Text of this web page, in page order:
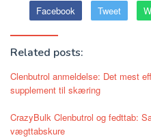
Facebook Tweet
Related posts:
Clenbutrol anmeldelse: Det mest
supplement til skæring
CrazyBulk Clenbutrol og fedttab:
vægttabskure